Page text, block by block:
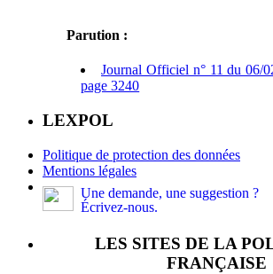
Parution :
Journal Officiel n° 11 du 06/
page 3240
LEXPOL
Politique de protection des données
Mentions légales
Une demande, une suggestion ?
Écrivez-nous.
LES SITES DE LA
FRANÇAISE